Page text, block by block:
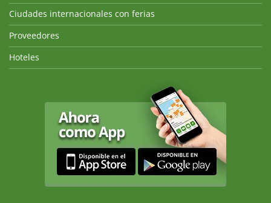
Ciudades internacionales con ferias
Proveedores
Hoteles